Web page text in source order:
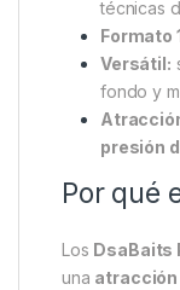
técnicas
Formato
Versátil:
fondo y
presión
Por qué
Los DsaBaits
una